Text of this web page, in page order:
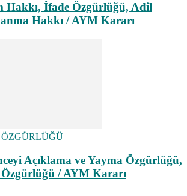
Hakkı, İfade Özgürlüğü, Adil
Hakkı / AYM Kararı
Açıklama ve Yayma Özgürlüğü,
Özgürlüğü / AYM Kararı